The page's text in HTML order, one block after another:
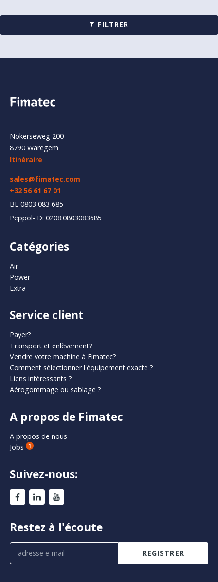
FILTRER
Nokerseweg 200
8790 Waregem
Itinéraire
sales@fimatec.com
+32 56 61 67 01
BE 0803 083 685
Peppol-ID: 0208:0803083685
Catégories
Air
Power
Extra
Service client
Payer?
Transport et enlèvement?
Vendre votre machine à Fimatec?
Comment sélectionner l'équipement exacte ?
Liens intéressants ?
Aérogommage ou sablage ?
A propos de Fimatec
A propos de nous
Jobs
1
Suivez-nous:
Restez à l'écoute
REGISTRER